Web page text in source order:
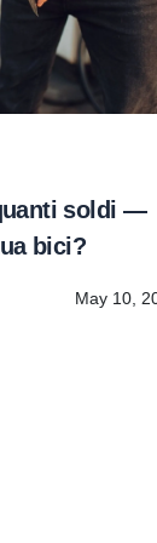
soldi —
bici?
May 10,